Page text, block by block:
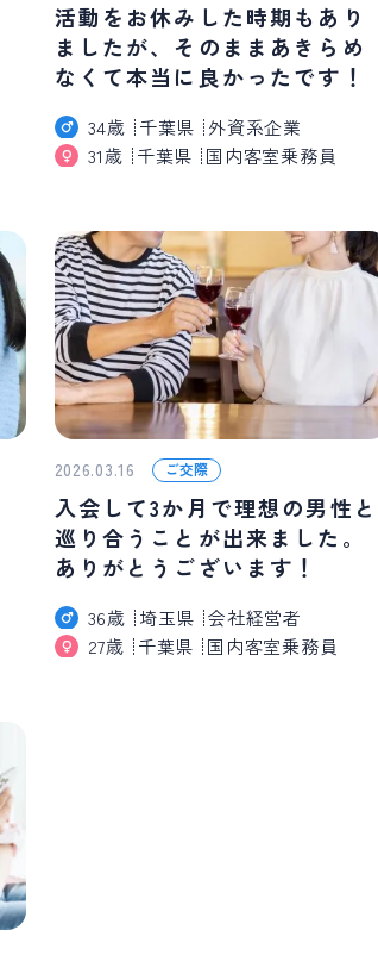
活動をお休みした時期もあり
ましたが、そのままあきらめ
なくて本当に良かったです！
34歳 千葉県
外資系企業
31歳
千葉県 国内客室乗務員
2026.03.16 ご交際
入会して3か月で理想の男性と
巡り合うことが出来ました。
ありがとうございます！
36歳 埼玉県 会社経営者
27歳
千葉県 国内客室乗務員